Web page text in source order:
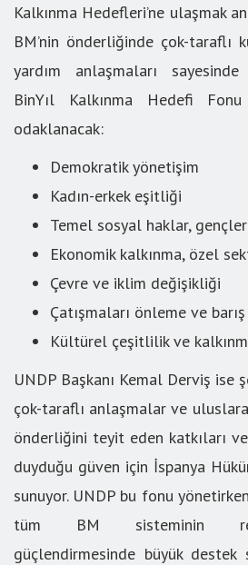
Kalkınma Hedefleri’ne ulaşmak
BM’nin önderliğinde çok-taraflı
yardım anlaşmaları sayesinde
BinYıl Kalkınma Hedefi
odaklanacak:
Demokratik yönetişim
Kadın-erkek eşitliği
Temel sosyal haklar,
Ekonomik kalkınma, özel
Çevre ve iklim değişikliği
Çatışmaları önleme ve
Kültürel çeşitlilik ve
UNDP Başkanı Kemal Derviş ise
çok-taraflı anlaşmalar ve
önderliğini teyit eden katkıları
duyduğu güven için İspanya
sunuyor. UNDP bu fonu
tüm BM sisteminin
güçlendirmesinde büyük destek